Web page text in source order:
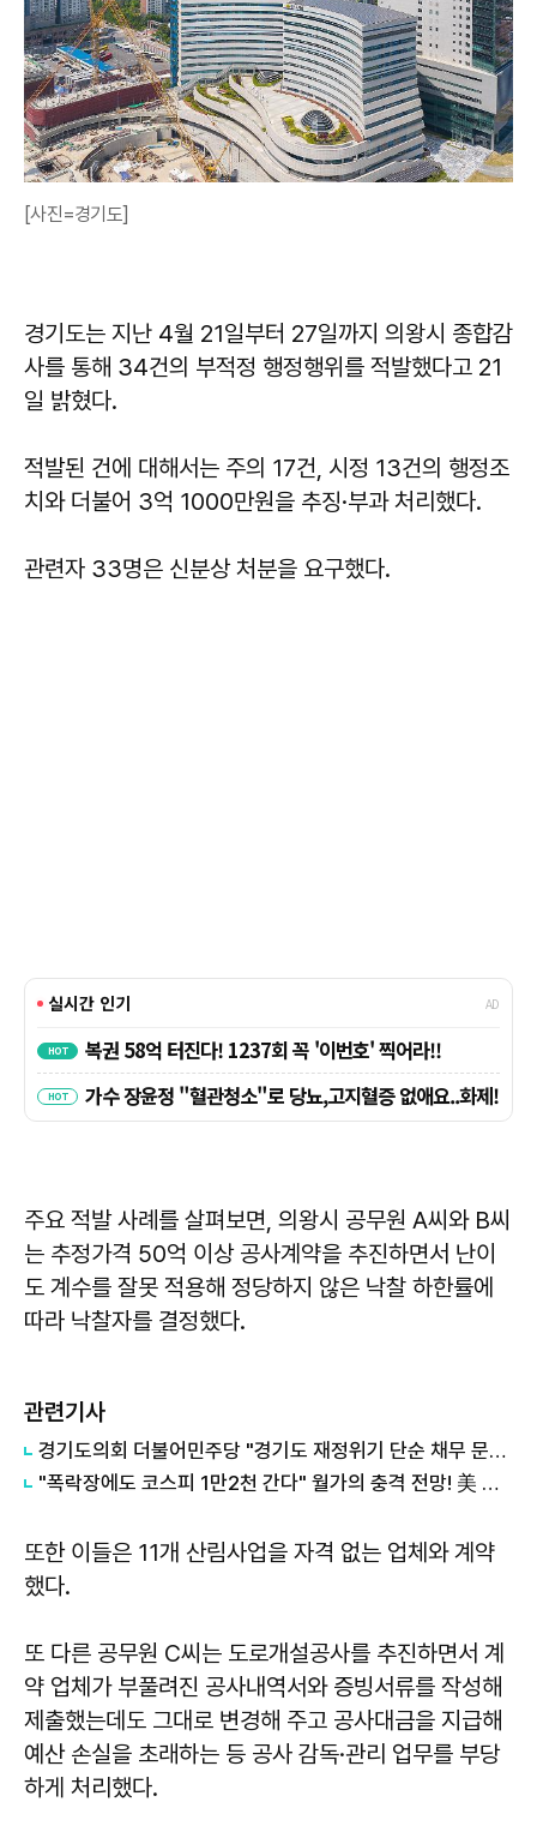
[사진=경기도]
경기도는 지난 4월 21일부터 27일까지 의왕시 종합감
사를 통해 34건의 부적정 행정행위를 적발했다고 21
일 밝혔다.
적발된 건에 대해서는 주의 17건, 시정 13건의 행정조
치와 더불어 3억 1000만원을 추징·부과 처리했다.
관련자 33명은 신분상 처분을 요구했다.
주요 적발 사례를 살펴보면, 의왕시 공무원 A씨와 B씨
는 추정가격 50억 이상 공사계약을 추진하면서 난이
도 계수를 잘못 적용해 정당하지 않은 낙찰 하한률에
따라 낙찰자를 결정했다.
관련기사
경기도의회 더불어민주당 "경기도 재정위기 단순 채무 문제 아냐"...세수체계 개편 논의
"폭락장에도 코스피 1만2천 간다" 월가의 충격 전망! 美 반도체 15% 관세 폭탄·7조 빚 경기도 세수 전쟁까지
또한 이들은 11개 산림사업을 자격 없는 업체와 계약
했다.
또 다른 공무원 C씨는 도로개설공사를 추진하면서 계
약 업체가 부풀려진 공사내역서와 증빙서류를 작성해
제출했는데도 그대로 변경해 주고 공사대금을 지급해
예산 손실을 초래하는 등 공사 감독·관리 업무를 부당
하게 처리했다.